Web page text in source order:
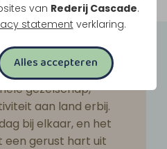
van Rederij Cascade.
statement verklaring.
Alles accepteren
gezelschap,
aan land erbij.
bij elkaar, en het
een gerust hart uit